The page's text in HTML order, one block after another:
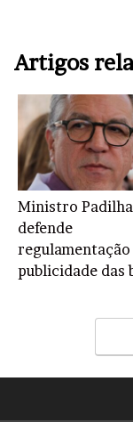
Artigos
Ministro Padilha
defende
regulamentação
publicidade das